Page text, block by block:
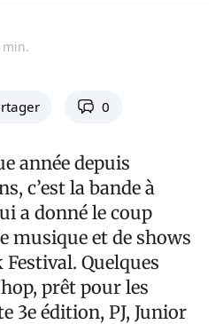
min.
0
année depuis
c’est la bande à
a donné le coup
musique et de shows
Quelques
prêt pour les
3e édition, PJ, Junior